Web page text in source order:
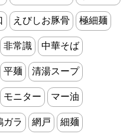
えびしお豚骨 極細麺
非常識 中華そば
平麺 清湯スープ
モニター マー油
ガラ 網戸 細麺